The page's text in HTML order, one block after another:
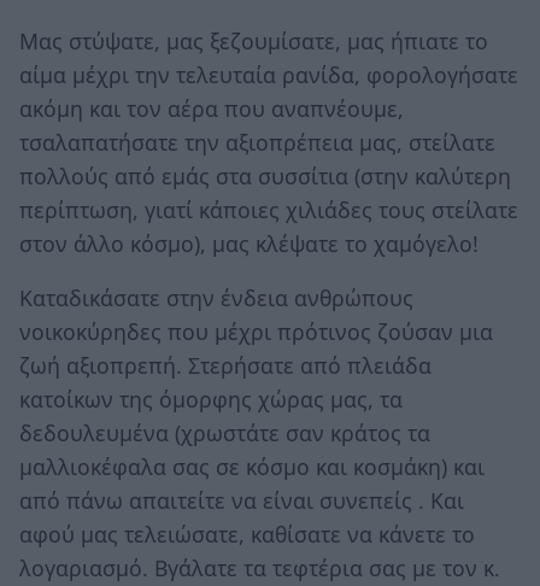
Μας στύψατε, μας ξεζουμίσατε, μας ήπιατε το
αίμα μέχρι την τελευταία ρανίδα, φορολογήσατε
ακόμη και τον αέρα που αναπνέουμε,
τσαλαπατήσατε την αξιοπρέπεια μας, στείλατε
πολλούς από εμάς στα συσσίτια (στην καλύτερη
περίπτωση, γιατί κάποιες χιλιάδες τους στείλατε
στον άλλο κόσμο), μας κλέψατε το χαμόγελο!
Καταδικάσατε στην ένδεια ανθρώπους
νοικοκύρηδες που μέχρι πρότινος ζούσαν μια
ζωή αξιοπρεπή. Στερήσατε από πλειάδα
κατοίκων της όμορφης χώρας μας, τα
δεδουλευμένα (χρωστάτε σαν κράτος τα
μαλλιοκέφαλα σας σε κόσμο και κοσμάκη) και
από πάνω απαιτείτε να είναι συνεπείς . Και
αφού μας τελειώσατε, καθίσατε να κάνετε το
λογαριασμό. Βγάλατε τα τεφτέρια σας με τον κ.